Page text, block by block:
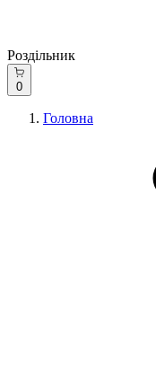
Роздільник
0
Головна